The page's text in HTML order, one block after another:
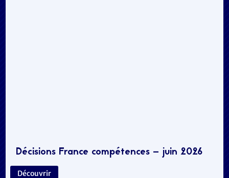
Décisions France compétences – juin 2026
Découvrir